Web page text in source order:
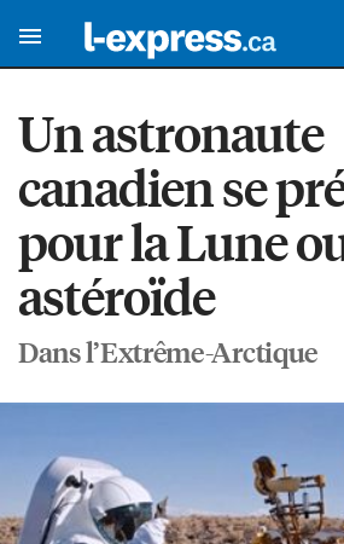
Un astronaute
canadien se
pour la Lune
astéroïde
Dans l’Extrême-Arctique